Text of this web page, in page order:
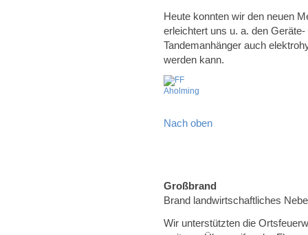
Heute konnten wir den neuen
erleichtert uns u. a. den
Tandemanhänger auch
werden kann.
Nach oben
Großbrand
Brand landwirtschaftliches
Wir unterstützten die